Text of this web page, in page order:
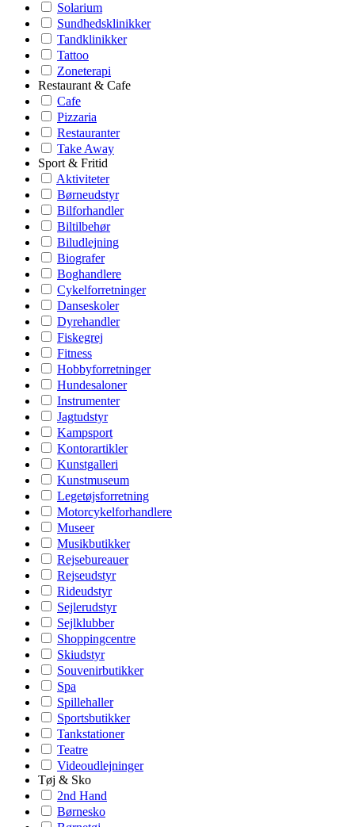
Solarium
Sundhedsklinikker
Tandklinikker
Tattoo
Zoneterapi
Restaurant & Cafe
Cafe
Pizzaria
Restauranter
Take Away
Sport & Fritid
Aktiviteter
Børneudstyr
Bilforhandler
Biltilbehør
Biludlejning
Biografer
Boghandlere
Cykelforretninger
Danseskoler
Dyrehandler
Fiskegrej
Fitness
Hobbyforretninger
Hundesaloner
Instrumenter
Jagtudstyr
Kampsport
Kontorartikler
Kunstgalleri
Kunstmuseum
Legetøjsforretning
Motorcykelforhandlere
Museer
Musikbutikker
Rejsebureauer
Rejseudstyr
Rideudstyr
Sejlerudstyr
Sejlklubber
Shoppingcentre
Skiudstyr
Souvenirbutikker
Spa
Spillehaller
Sportsbutikker
Tankstationer
Teatre
Videoudlejninger
Tøj & Sko
2nd Hand
Børnesko